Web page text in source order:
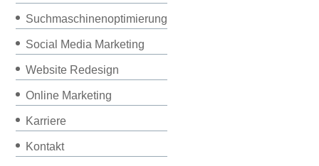
Suchmaschinenoptimierung
Social Media Marketing
Website Redesign
Online Marketing
Karriere
Kontakt